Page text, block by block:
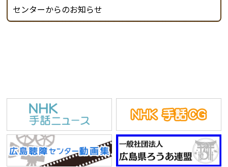
センターからのお知らせ